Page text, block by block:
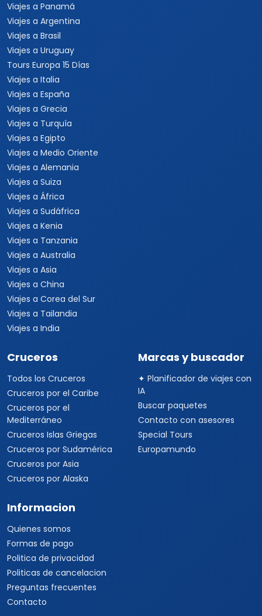
Viajes a Panamá
Viajes a Argentina
Viajes a Brasil
Viajes a Uruguay
Tours Europa 15 Días
Viajes a Italia
Viajes a España
Viajes a Grecia
Viajes a Turquía
Viajes a Egipto
Viajes a Medio Oriente
Viajes a Alemania
Viajes a Suiza
Viajes a África
Viajes a Sudáfrica
Viajes a Kenia
Viajes a Tanzania
Viajes a Australia
Viajes a Asia
Viajes a China
Viajes a Corea del Sur
Viajes a Tailandia
Viajes a India
Cruceros
Todos los Cruceros
Cruceros por el Caribe
Cruceros por el
Mediterráneo
Cruceros Islas Griegas
Cruceros por Sudamérica
Cruceros por Asia
Cruceros por Alaska
Marcas y buscador
✦ Planificador de viajes con
IA
Buscar paquetes
Contacto con asesores
Special Tours
Europamundo
Informacion
Quienes somos
Formas de pago
Politica de privacidad
Politicas de cancelacion
Preguntas frecuentes
Contacto